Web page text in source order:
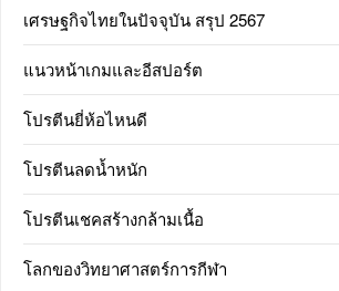
เศรษฐกิจไทยในปัจจุบัน สรุป 2567
แนวหน้าเกมและอีสปอร์ต
โปรตีนยี่ห้อไหนดี
โปรตีนลดน้ำหนัก
โปรตีนเชคสร้างกล้ามเนื้อ
โลกของวิทยาศาสตร์การกีฬา